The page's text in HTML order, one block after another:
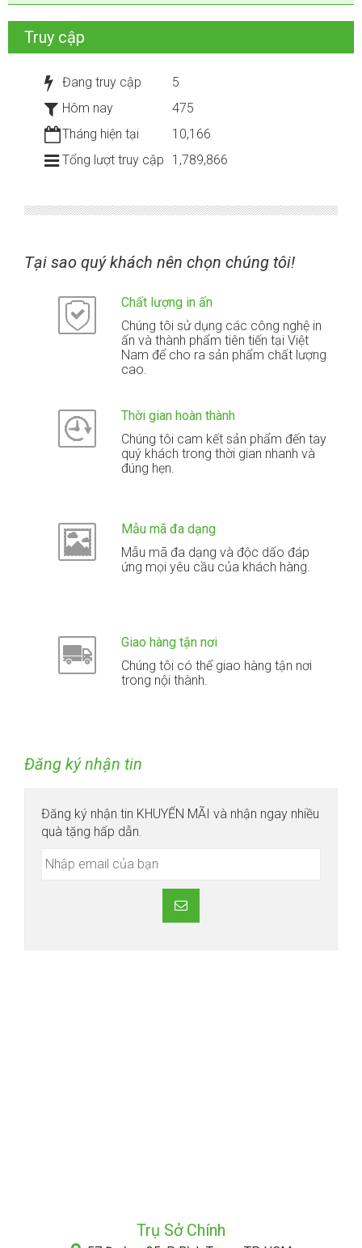
Truy cập
Đang truy cập
5
Hôm nay
475
Tháng hiện tại
10,166
Tổng lượt truy cập
1,789,866
Tại sao quý khách nên chọn chúng tôi!
Chất lượng in ấn
Chúng tôi sử dụng các công nghệ in
ấn và thành phẩm tiên tiến tại Việt
Nam để cho ra sản phẩm chất lượng
cao.
Thời gian hoàn thành
Chúng tôi cam kết sản phẩm đến tay
quý khách trong thời gian nhanh và
đúng hẹn.
Mẫu mã đa dạng
Mẫu mã đa dạng và độc dấo đáp
ứng mọi yêu cầu của khách hàng.
Giao hàng tận nơi
Chúng tôi có thể giao hàng tận nơi
trong nội thành.
Đăng ký nhận tin
Đăng ký nhận tin KHUYẾN MÃI và nhận ngay nhiều
quà tặng hấp dẫn.
Trụ Sở Chính